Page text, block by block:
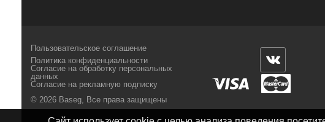
Пользовательское соглашение
Политика конфиденциальности
Согласие на обработку персональных
данных
Согласие на рекламную подписку
© 2026 Baseg, Все права защищены